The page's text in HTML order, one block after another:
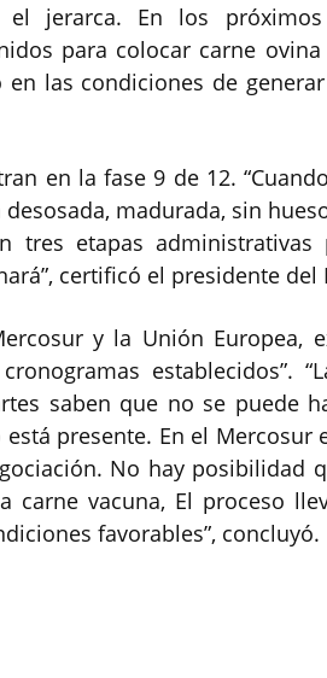
el jerarca. En los
para colocar carne
las condiciones de
en la fase 9 de 12.
madurada, sin
tres etapas
certificó el presidente del
y la Unión Europea,
establecidos”.
saben que no se puede
presente. En el Mercosur
No hay posibilidad
vacuna, El proceso
favorables”, concluyó.